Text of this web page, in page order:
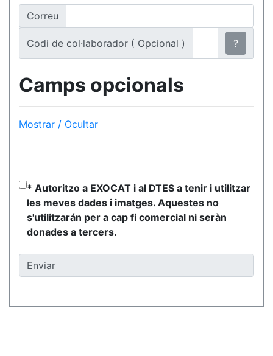
Correu
Codi de col·laborador ( Opcional ) ?
Camps opcionals
Mostrar / Ocultar
* Autoritzo a EXOCAT i al DTES a tenir i utilitzar
les meves dades i imatges. Aquestes no
s'utilitzarán per a cap fi comercial ni seràn
donades a tercers.